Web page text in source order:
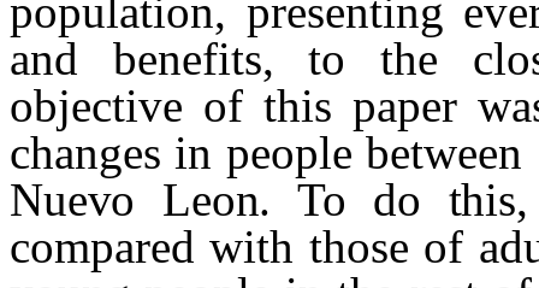
population, presenting
and benefits, to the
objective of this paper
changes in people
Nuevo Leon. To do
compared with those of